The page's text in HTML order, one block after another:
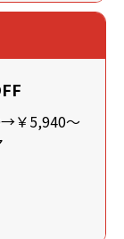
￥5,940～